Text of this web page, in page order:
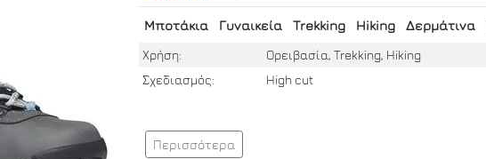
Μποτάκια Γυναικεία Trekking Hiking Δερμάτινα
Χρήση:
Ορειβασία, Trekking, Hiking
Σχεδιασμός:
High cut
Περισσότερα